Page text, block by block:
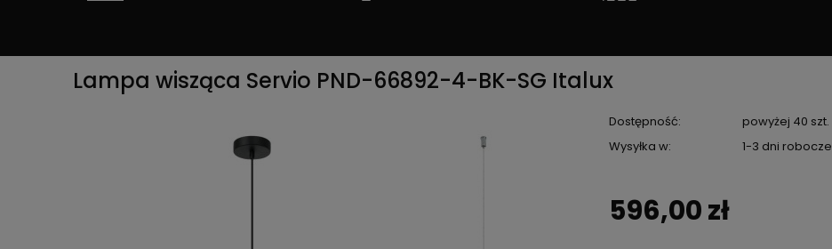
Lampa wisząca Servio PND-66892-4-BK-SG Italux
Dostępność:
powyżej 40 szt.
Wysyłka w:
1-3 dni robocze
596,00 zł